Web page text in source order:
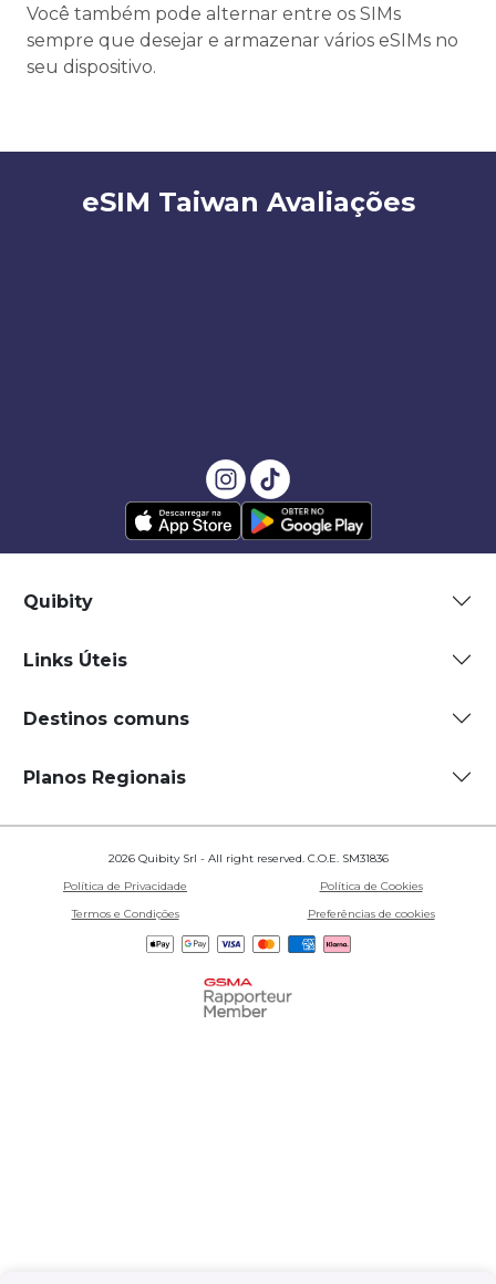
Você também pode alternar entre os SIMs
sempre que desejar e armazenar vários eSIMs no
seu dispositivo.
eSIM Taiwan Avaliações
Quibity
Links Úteis
Destinos comuns
Planos Regionais
2026 Quibity Srl - All right reserved. C.O.E. SM31836
Política de Privacidade
Política de Cookies
Termos e Condições
Preferências de cookies